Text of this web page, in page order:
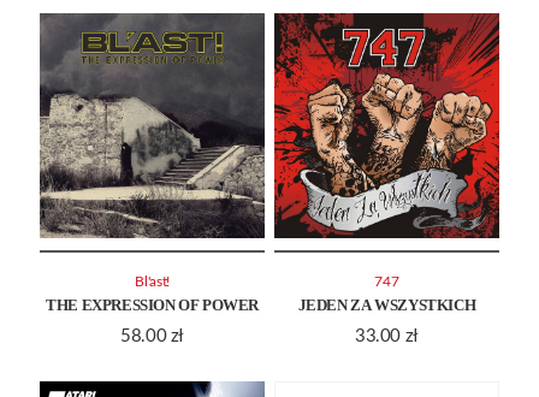
THE EXPRESSION OF POWER
58.00 zł
Bl'ast!
JEDEN ZA WSZYSTKICH
33.00 zł
747